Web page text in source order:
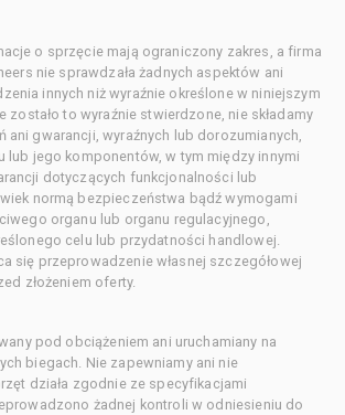
o sprzęcie mają ograniczony zakres, a firma
nie sprawdzała żadnych aspektów ani
innych niż wyraźnie określone w niniejszym
zostało to wyraźnie stwierdzone, nie składamy
ani gwarancji, wyraźnych lub dorozumianych,
lub jego komponentów, w tym między innymi
dotyczących funkcjonalności lub
normą bezpieczeństwa bądź wymogami
organu lub organu regulacyjnego,
celu lub przydatności handlowej.
się przeprowadzenie własnej szczegółowej
złożeniem oferty.
pod obciążeniem ani uruchamiany na
biegach. Nie zapewniamy ani nie
działa zgodnie ze specyfikacjami
żadnej kontroli w odniesieniu do